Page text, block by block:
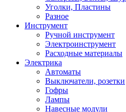
Уголки, Пластины
Разное
Инструмент
Ручной инструмент
Электроинструмент
Расходные материалы
Электрика
Автоматы
Выключатели, розетки
Гофры
Лампы
Навесные модули